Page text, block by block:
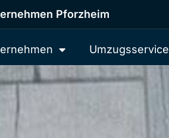
Pforzheim
Umzugsservice